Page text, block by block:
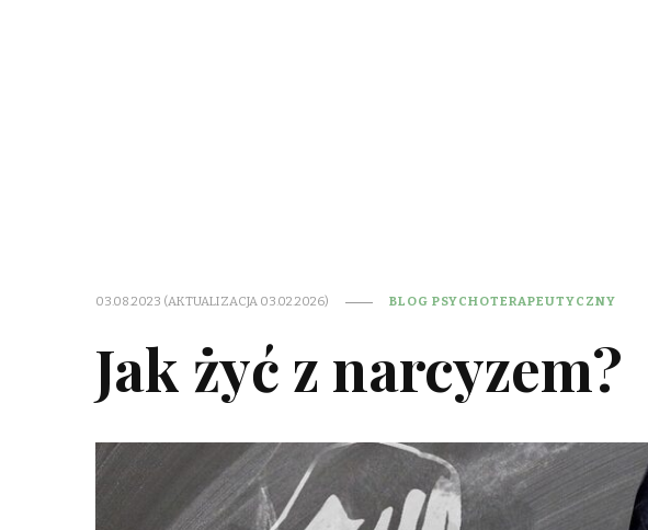
03.08.2023 (AKTUALIZACJA 03.02.2026) BLOG PSYCHOTERAPEUTYCZNY
Jak żyć z narcyzem?